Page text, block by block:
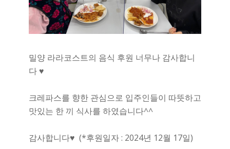
밀양 라라코스트의 음식 후원 너무나 감사합니
다 ♥
크레파스를 향한 관심으로 입주인들이 따뜻하고
맛있는 한 끼 식사를 하였습니다^^
감사합니다♥ (*후원일자 : 2024년 12월 17일)